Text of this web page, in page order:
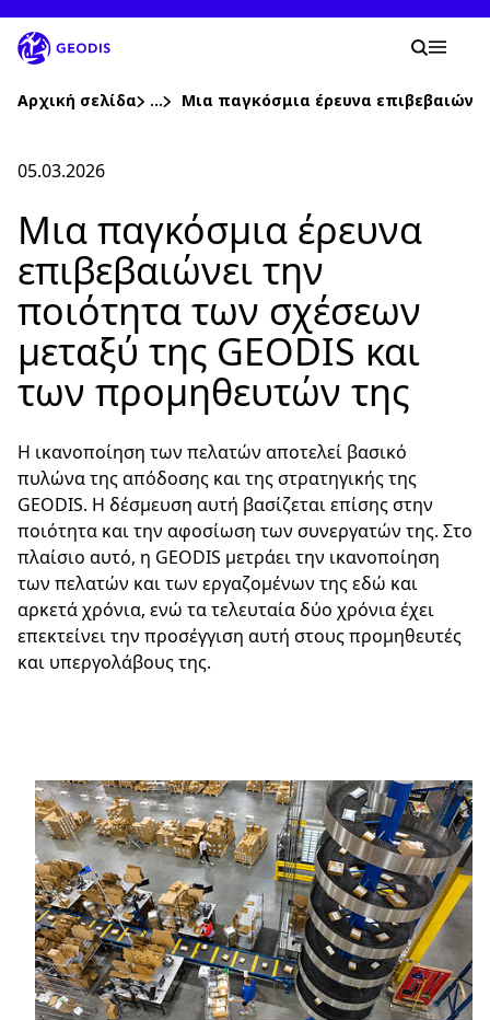
στο
κύριο
περιεχόμενο
Εταιρεία
Εταιρικά νέα
Καριέρα
Τοποθεσίες
Επιλέξτε τη χώρα και τη γλώσσα σας
Greece - EL
Η
Αρχική σελίδα ...Show all breadcrumb elements
Μια παγκόσμια έρευνα
05.03.2026
Μια παγκόσμια έρευνα
επιβεβαιώνει την
ποιότητα των σχέσεων
μεταξύ της GEODIS και
των προμηθευτών της
Η ικανοποίηση των πελατών αποτελεί βασικό
πυλώνα της απόδοσης και της στρατηγικής της
GEODIS. Η δέσμευση αυτή βασίζεται επίσης στην
ποιότητα και την αφοσίωση των συνεργατών της. Στο
πλαίσιο αυτό, η GEODIS μετράει την ικανοποίηση
των πελατών και των εργαζομένων της εδώ και
αρκετά χρόνια, ενώ τα τελευταία δύο χρόνια έχει
επεκτείνει την προσέγγιση αυτή στους προμηθευτές
και υπεργολάβους της.
Keepeek